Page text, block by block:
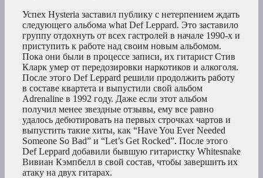
Успех Hysteria заставил публику с нетерпением ждать
следующего альбома what Def Leppard. Это заставило
группу отдохнуть от всех гастролей в начале 1990-х и
приступить к работе над своим новым альбомом.
Пока они были в процессе записи, их гитарист Стив
Кларк умер от передозировки наркотиков и алкоголя.
После этого Def Leppard решили продолжить работу
в составе квартета и выпустили свой альбом
Adrenaline в 1992 году. Даже если этот альбом
получил менее звездные отзывы, ему все равно
удалось дебютировать на первых строчках чартов и
выпустить такие хиты, как “Have You Ever Needed
Someone So Bad” и “Let’s Get Rocked”. После этого
Def Leppard добавили бывшую гитаристку Whitesnake
Вивиан Кэмпбелл в свой состав, чтобы завершить их
атаку на двух гитарах.